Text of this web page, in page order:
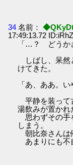
34 名前：
17:49:13.72
「…？ どうか
しばし、呆然
けてきた。
「あ、ああ。
平静を装って
湯飲みが置かれ
思わずその手
しまう。
朝比奈さんは
あまりにも不